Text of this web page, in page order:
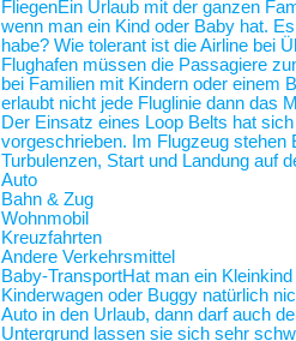
FliegenEin Urlaub mit der ganzen
wenn man ein Kind oder Baby hat.
habe? Wie tolerant ist die Airline bei
Flughafen müssen die Passagiere
bei Familien mit Kindern oder einem
erlaubt nicht jede Fluglinie dann das
Der Einsatz eines Loop Belts hat
vorgeschrieben. Im Flugzeug
Turbulenzen, Start und Landung auf
Auto
Bahn & Zug
Wohnmobil
Kreuzfahrten
Andere Verkehrsmittel
Baby-TransportHat man ein
Kinderwagen oder Buggy natürlich
Auto in den Urlaub, dann darf auch
Untergrund lassen sie sich sehr